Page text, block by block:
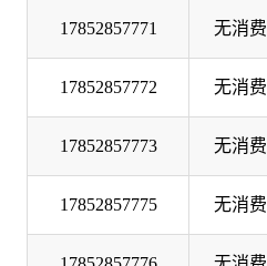
17852857771 无消费
17852857772 无消费
17852857773 无消费
17852857775 无消费